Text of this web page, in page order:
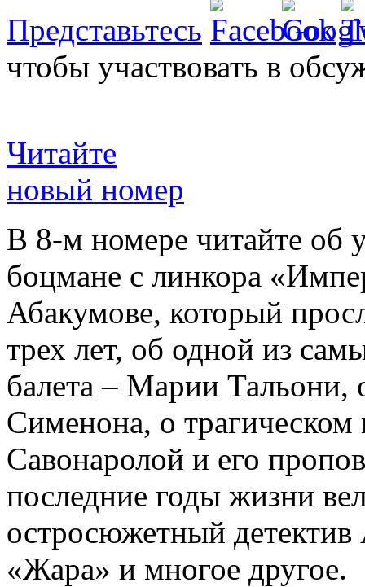
Представьтесь
чтобы участвовать в
Читайте
новый номер
В 8-м номере читайте об
боцмане с линкора
Абакумове, который
трех лет, об одной из
балета – Марии
Сименона, о трагическом
Савонаролой и его
последние годы жизни
остросюжетный детектив
«Жара» и многое другое.